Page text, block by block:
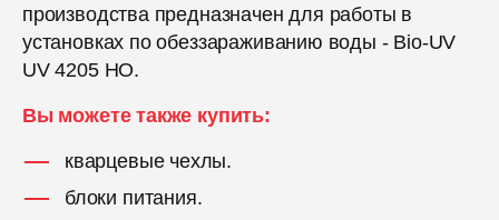
производства предназначен для работы в
установках по обеззараживанию воды - Bio-UV
UV 4205 HO.
Вы можете также купить:
кварцевые чехлы.
блоки питания.